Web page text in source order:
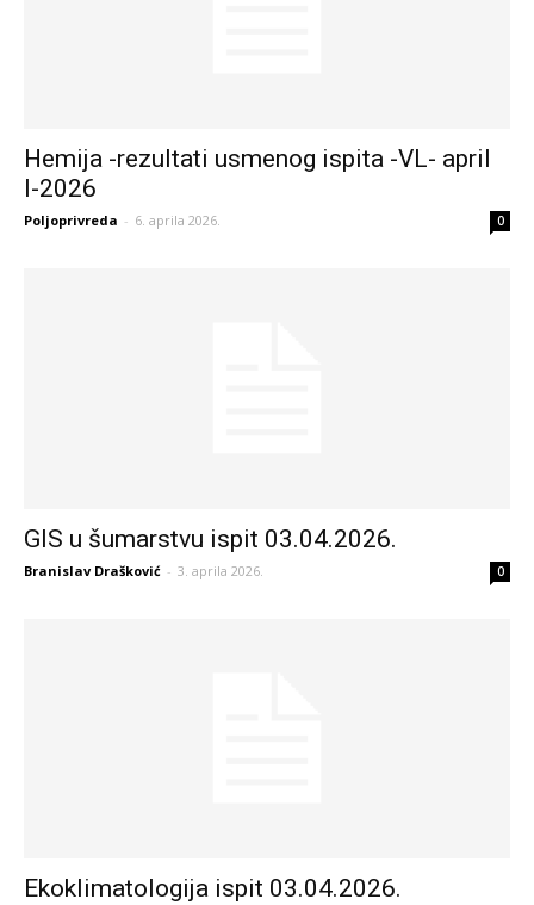
Hemija -rezultati usmenog ispita -VL- april
I-2026
Poljoprivreda - 6. aprila 2026. 0
GIS u šumarstvu ispit 03.04.2026.
Branislav Drašković - 3. aprila 2026. 0
Ekoklimatologija ispit 03.04.2026.